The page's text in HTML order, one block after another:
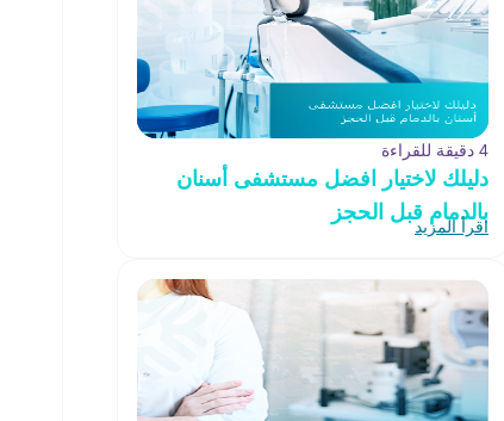
4 دقيقة للقراءة
دليلك لاختيار افضل مستشفى أسنان
بالدمام قبل الحجز
اقرأ المزيد